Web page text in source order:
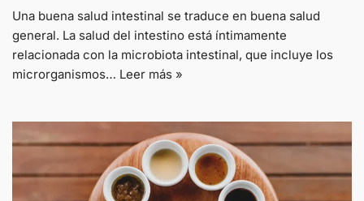
Una buena salud intestinal se traduce en buena salud
general. La salud del intestino está íntimamente
relacionada con la microbiota intestinal, que incluye los
microrganismos… Leer más »